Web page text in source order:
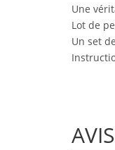
Une
Lot de
Un set